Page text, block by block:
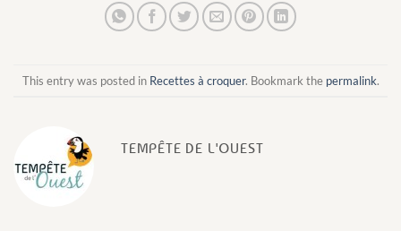
This entry was posted in Recettes à croquer. Bookmark the permalink.
TEMPÊTE DE L'OUEST